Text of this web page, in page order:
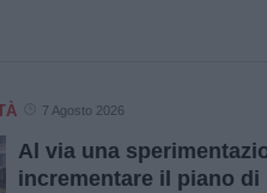
7 Agosto 2026
Al via una
incrementare il piano di